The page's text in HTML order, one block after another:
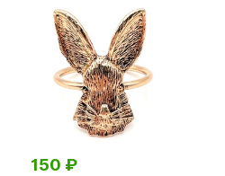
150 ₽